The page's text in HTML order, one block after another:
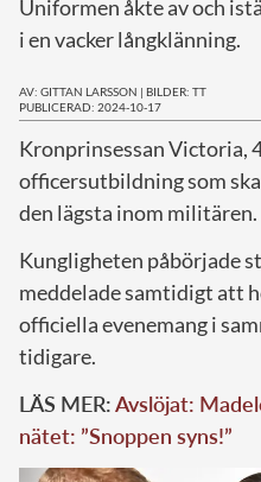
Uniformen åkte av och
i en vacker långklänning.
AV: GITTAN LARSSON | BILDER: TT
PUBLICERAD: 2024-10-17
Kronprinsessan Victoria,
officersutbildning som
den lägsta inom militären.
Kungligheten påbörjade
meddelade samtidigt att
officiella evenemang i
tidigare.
LÄS MER:Avslöjat:
nätet: ”Snoppen syns!”